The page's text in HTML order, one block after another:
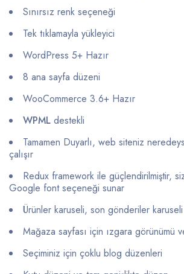
Sınırsız renk seçeneği
Tek tıklamayla yükleyici
WordPress 5+ Hazır
8 ana sayfa düzeni
WooCommerce 3.6+ Hazır
WPML destekli
Tamamen Duyarlı, web siteniz
çalışır
Redux framework ile güçlendirilmiştir,
Google font seçeneği sunar
Ürünler karuseli, son gönderiler karuseli
Mağaza sayfası için ızgara görünümü
Seçiminiz için çoklu blog düzenleri